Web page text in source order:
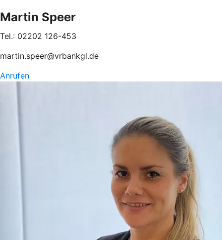
Martin Speer
Tel.: 02202 126-453
martin.speer@vrbankgl.de
Anrufen